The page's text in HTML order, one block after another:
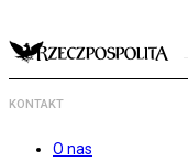
KONTAKT
O nas